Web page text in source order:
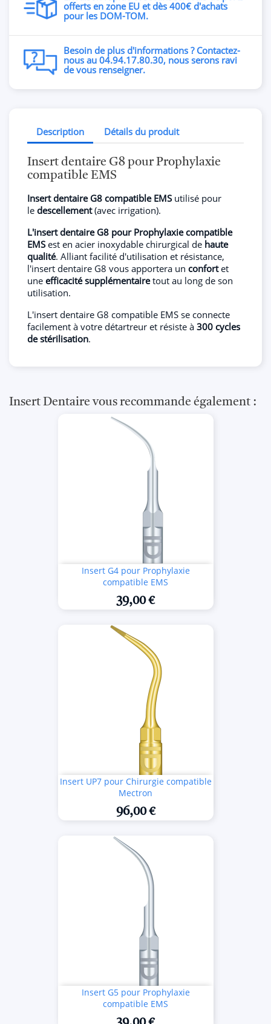
offerts en zone EU et dès 400€ d'achats
pour les DOM-TOM.
Besoin de plus d'informations ? Contactez-
nous au 04.94.17.80.30, nous serons ravi
de vous renseigner.
Description Détails du produit
Insert dentaire G8 pour Prophylaxie
compatible EMS
Insert dentaire G8 compatible EMS utilisé pour
le descellement(avec irrigation).
L'insert dentaire G8 pour Prophylaxie compatible
EMSest en acier inoxydable chirurgical de haute
qualité. Alliant facilité d'utilisation et résistance,
l'insert dentaire G8 vous apportera un confortet
une efficacité supplémentairetout au long de son
utilisation.
L'insert dentaire G8 compatible EMS se connecte
facilement à votre détartreur et résiste à 300 cycles
de stérilisation.
Insert Dentaire vous recommande également :
Insert G4 pour Prophylaxie
compatible EMS
39,00 €
Insert UP7 pour Chirurgie compatible
Mectron
96,00 €
Insert G5 pour Prophylaxie
compatible EMS